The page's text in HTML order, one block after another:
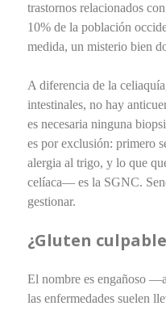
trastornos relacionados
10% de la población
medida, un misterio bien
A diferencia de la
intestinales, no hay
es necesaria ninguna
es por exclusión: primero
alergia al trigo, y lo que
celíaca— es la SGNC.
gestionar.
¿Gluten
El nombre es engañoso
las enfermedades suelen